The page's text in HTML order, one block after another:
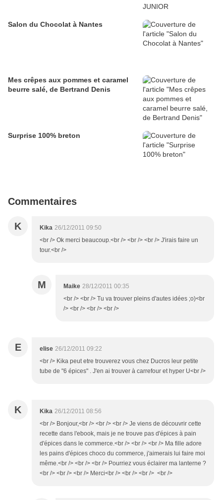
Salon du Chocolat à Nantes
Mes crêpes aux pommes et caramel
beurre salé, de Bertrand Denis
Surprise 100% breton
Commentaires
K Kika 26/12/2011 09:50
<br /> Ok merci beaucoup.<br /> <br /> <br /> J'irais faire un
tour.<br />
M Maike 28/12/2011 00:35
<br /> <br /> Tu va trouver pleins d'autes idées ;o)<br
/> <br /> <br /> <br />
E elise 26/12/2011 09:22
<br /> Kika peut etre trouverez vous chez Ducros leur petite
tube de "6 épices" . J'en ai trouver à carrefour et hyper U<br />
K Kika 26/12/2011 08:56
<br /> Bonjour,<br /> <br /> <br /> Je viens de découvrir cette
recette dans l'ebook, mais je ne trouve pas d'épices à pain
d'épices dans le commerce.<br /> <br /> <br /> Ma fille adore
les pains d'épices choco du commerce, j'aimerais lui faire moi
même.<br /> <br /> <br /> Pourriez vous éclairer ma lanterne ?
<br /> <br /> <br /> Merci<br /> <br /> <br /> <br />